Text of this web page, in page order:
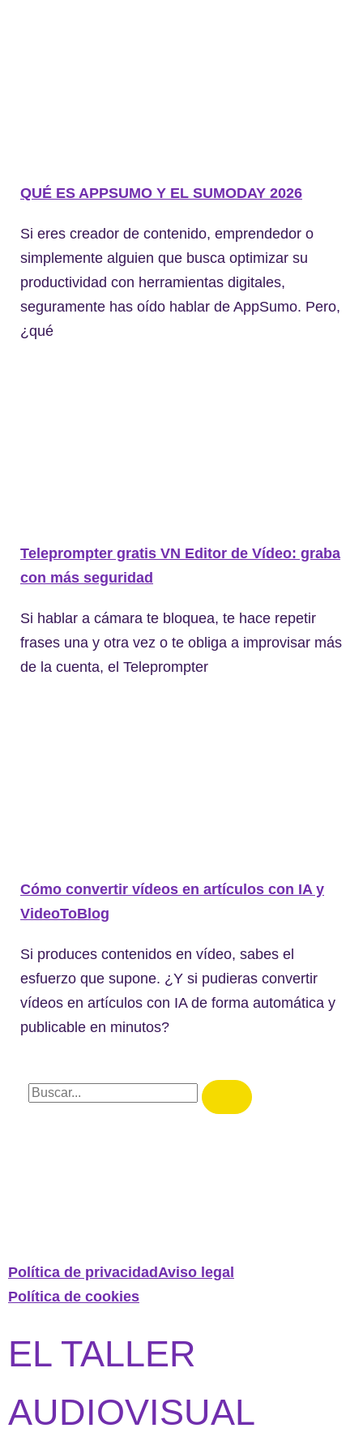
QUÉ ES APPSUMO Y EL SUMODAY 2026
Si eres creador de contenido, emprendedor o
simplemente alguien que busca optimizar su
productividad con herramientas digitales,
seguramente has oído hablar de AppSumo. Pero,
¿qué
Teleprompter gratis VN Editor de Vídeo: graba
con más seguridad
Si hablar a cámara te bloquea, te hace repetir
frases una y otra vez o te obliga a improvisar más
de la cuenta, el Teleprompter
Cómo convertir vídeos en artículos con IA y
VideoToBlog
Si produces contenidos en vídeo, sabes el
esfuerzo que supone. ¿Y si pudieras convertir
vídeos en artículos con IA de forma automática y
publicable en minutos?
Política de privacidadAviso legal
Política de cookies
EL TALLER
AUDIOVISUAL